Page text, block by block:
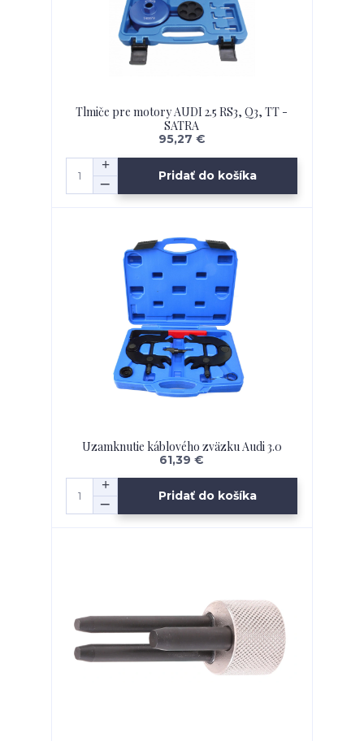
Tlmiče pre motory AUDI 2.5 RS3, Q3, TT -
SATRA
95,27 €
Pridať do košíka
Uzamknutie káblového zväzku Audi 3.0
61,39 €
Pridať do košíka